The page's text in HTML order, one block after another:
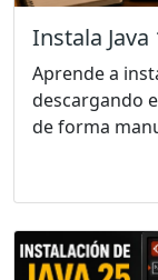
Instala
Aprende a
descargando
de forma